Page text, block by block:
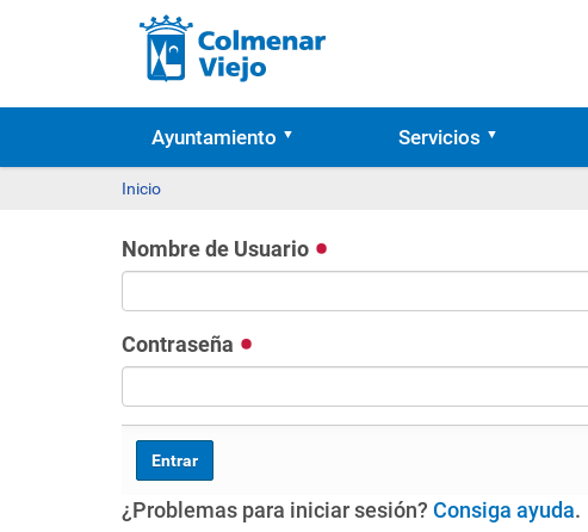
Ayuntamiento Servicios
Inicio
Nombre de Usuario
Contraseña
¿Problemas para iniciar sesión? Consiga ayuda.